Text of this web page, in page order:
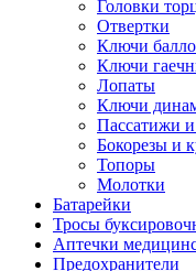
Головки
Отвертки
Ключи
Ключи
Лопаты
Ключи
Пассатижи
Бокорезы и
Топоры
Молотки
Батарейки
Тросы
Аптечки
Предохранители